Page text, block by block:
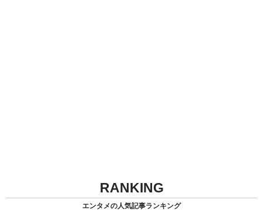
RANKING
エンタメの人気記事ランキング